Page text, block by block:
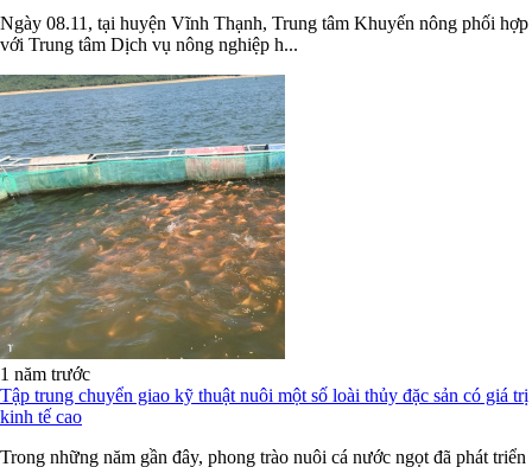
Ngày 08.11, tại huyện Vĩnh Thạnh, Trung tâm Khuyến nông phối hợp
với Trung tâm Dịch vụ nông nghiệp h...
1 năm trước
Tập trung chuyển giao kỹ thuật nuôi một số loài thủy đặc sản có giá trị
kinh tế cao
Trong những năm gần đây, phong trào nuôi cá nước ngọt đã phát triển